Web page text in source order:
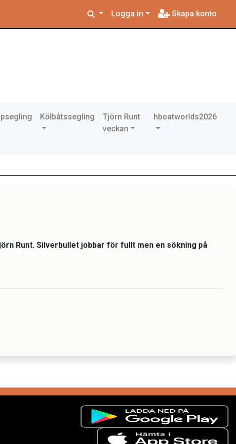
Logga in Skapa konto
Kölbåtssegling
Tjörn Runt
veckan
hboatworlds2026
Runt. Silverbullet jobbar för fullt men en sökning på